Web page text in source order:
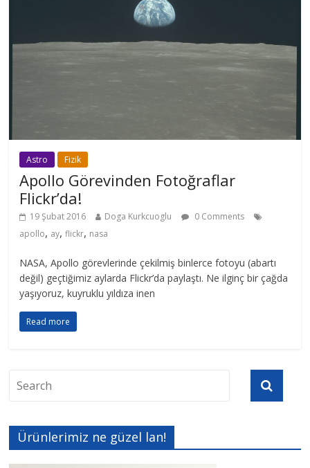
Astro Fizik
Apollo Görevinden Fotoğraflar
Flickr’da!
19 Şubat 2016 Doga Kurkcuoglu
0 Comments
apollo, ay,flickr, nasa
NASA, Apollo görevlerinde çekilmiş binlerce fotoyu (abartı
değil) geçtiğimiz aylarda Flickr’da paylaştı. Ne ilginç bir çağda
yaşıyoruz, kuyruklu yıldıza inen
Read more
Ürünlerimiz ne güzel lan!